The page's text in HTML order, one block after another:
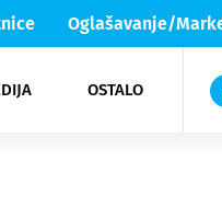
Oglašavanje/
OSTALO
Lika & Senj
TV